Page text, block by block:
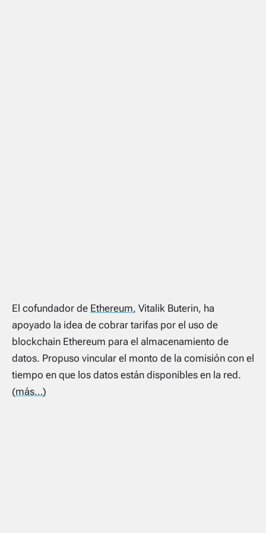
El cofundador de Ethereum, Vitalik Buterin, ha
apoyado la idea de cobrar tarifas por el uso de
blockchain Ethereum para el almacenamiento de
datos. Propuso vincular el monto de la comisión con el
tiempo en que los datos están disponibles en la red.
(más…)